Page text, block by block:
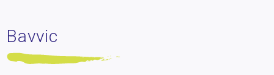
Groepen
Groep 1
Groep 2(6)
Bavvic